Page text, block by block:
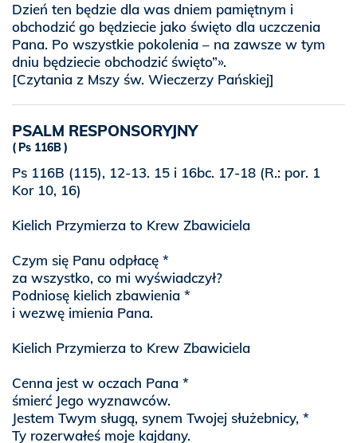
Dzień ten będzie dla was dniem pamiętnym i
obchodzić go będziecie jako święto dla uczczenia
Pana. Po wszystkie pokolenia – na zawsze w tym
dniu będziecie obchodzić święto”».
[Czytania z Mszy św. Wieczerzy Pańskiej]
PSALM RESPONSORYJNY
Ps 116B
Ps 116B (115), 12-13. 15 i 16bc. 17-18 (R.: por. 1
Kor 10, 16)
Kielich Przymierza to Krew Zbawiciela
Czym się Panu odpłacę *
za wszystko, co mi wyświadczył?
Podniosę kielich zbawienia *
i wezwę imienia Pana.
Kielich Przymierza to Krew Zbawiciela
Cenna jest w oczach Pana *
śmierć Jego wyznawców.
Jestem Twym sługą, synem Twojej służebnicy, *
Ty rozerwałeś moje kajdany.